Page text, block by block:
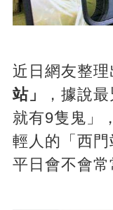
近日網友整理
站」
，據說
就有9隻鬼」
輕人的「西
平日會不會